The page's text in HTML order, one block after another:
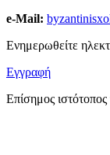
e-Mail:
Ενημερωθείτε
Εγγραφή
Επίσημος